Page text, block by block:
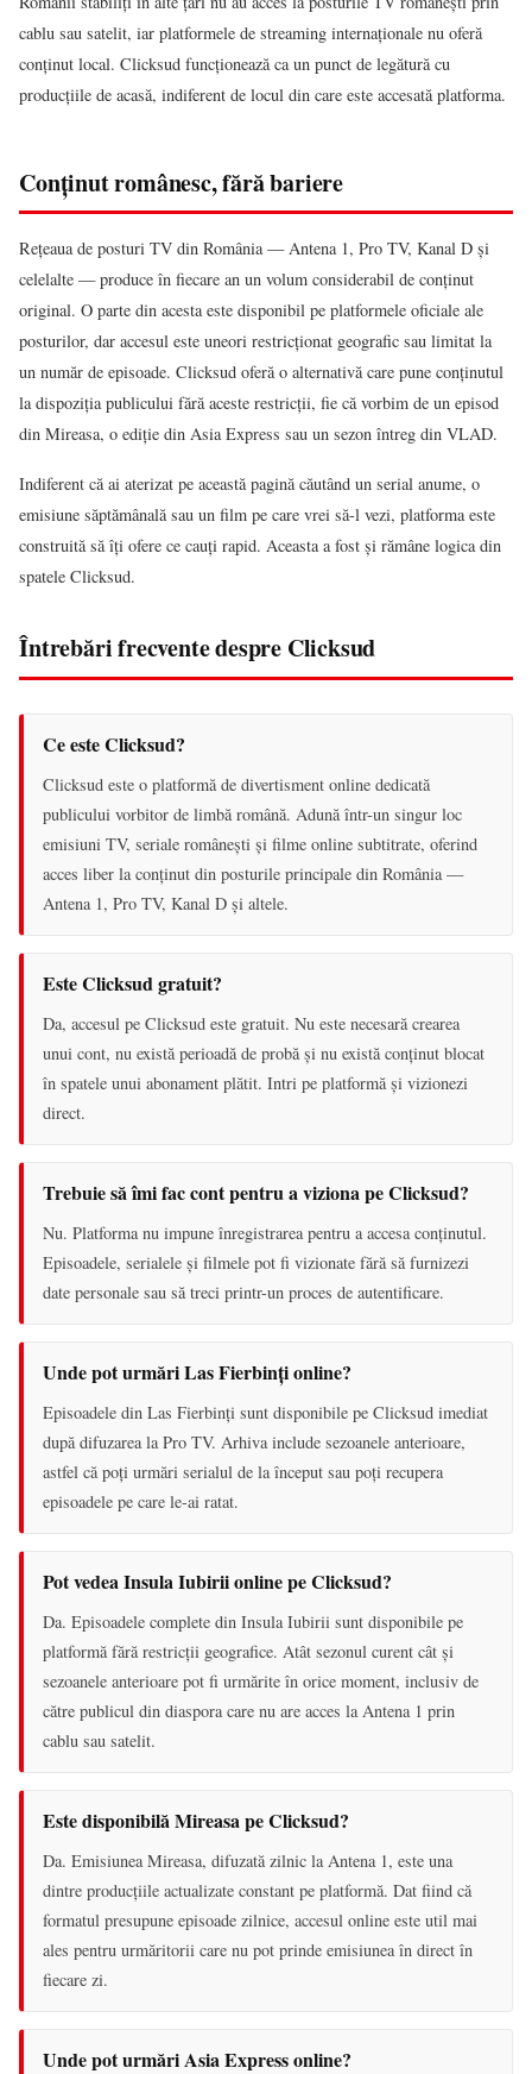
cablu sau satelit, iar platformele de streaming internaționale nu oferă
conținut local. Clicksud funcționează ca un punct de legătură cu
producțiile de acasă, indiferent de locul din care este accesată platforma.
Conținut românesc, fără bariere
Rețeaua de posturi TV din România — Antena 1, Pro TV, Kanal D și
celelalte — produce în fiecare an un volum considerabil de conținut
original. O parte din acesta este disponibil pe platformele oficiale ale
posturilor, dar accesul este uneori restricționat geografic sau limitat la
un număr de episoade. Clicksud oferă o alternativă care pune conținutul
la dispoziția publicului fără aceste restricții, fie că vorbim de un episod
din Mireasa, o ediție din Asia Express sau un sezon întreg din VLAD.
Indiferent că ai aterizat pe această pagină căutând un serial anume, o
emisiune săptămânală sau un film pe care vrei să-l vezi, platforma este
construită să îți ofere ce cauți rapid. Aceasta a fost și rămâne logica din
spatele Clicksud.
Întrebări frecvente despre Clicksud
Ce este Clicksud?
Clicksud este o platformă de divertisment online dedicată
publicului vorbitor de limbă română. Adună într-un singur loc
emisiuni TV, seriale românești și filme online subtitrate, oferind
acces liber la conținut din posturile principale din România —
Antena 1, Pro TV, Kanal D și altele.
Este Clicksud gratuit?
Da, accesul pe Clicksud este gratuit. Nu este necesară crearea
unui cont, nu există perioadă de probă și nu există conținut blocat
în spatele unui abonament plătit. Intri pe platformă și vizionezi
direct.
Trebuie să îmi fac cont pentru a viziona pe Clicksud?
Nu. Platforma nu impune înregistrarea pentru a accesa conținutul.
Episoadele, serialele și filmele pot fi vizionate fără să furnizezi
date personale sau să treci printr-un proces de autentificare.
Unde pot urmări Las Fierbinți online?
Episoadele din Las Fierbinți sunt disponibile pe Clicksud imediat
după difuzarea la Pro TV. Arhiva include sezoanele anterioare,
astfel că poți urmări serialul de la început sau poți recupera
episoadele pe care le-ai ratat.
Pot vedea Insula Iubirii online pe Clicksud?
Da. Episoadele complete din Insula Iubirii sunt disponibile pe
platformă fără restricții geografice. Atât sezonul curent cât și
sezoanele anterioare pot fi urmărite în orice moment, inclusiv de
către publicul din diaspora care nu are acces la Antena 1 prin
cablu sau satelit.
Este disponibilă Mireasa pe Clicksud?
Da. Emisiunea Mireasa, difuzată zilnic la Antena 1, este una
dintre producțiile actualizate constant pe platformă. Dat fiind că
formatul presupune episoade zilnice, accesul online este util mai
ales pentru urmăritorii care nu pot prinde emisiunea în direct în
fiecare zi.
Unde pot urmări Asia Express online?